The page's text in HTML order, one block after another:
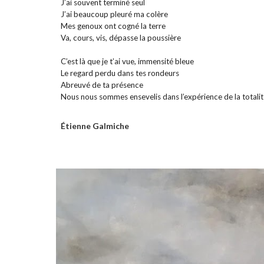
J’ai souvent terminé seul
J’ai beaucoup pleuré ma colère
Mes genoux ont cogné la terre
Va, cours, vis, dépasse la poussière
C’est là que je t’ai vue, immensité bleue
Le regard perdu dans tes rondeurs
Abreuvé de ta présence
Nous nous sommes ensevelis dans l’expérience de la
Étienne Galmiche